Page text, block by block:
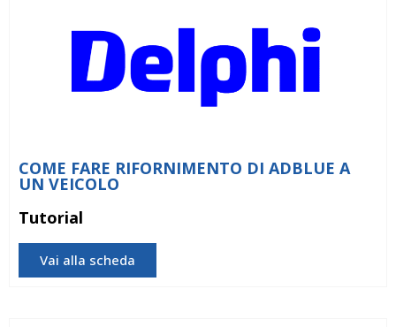
COME FARE RIFORNIMENTO DI ADBLUE A
UN VEICOLO
Tutorial
Vai alla scheda